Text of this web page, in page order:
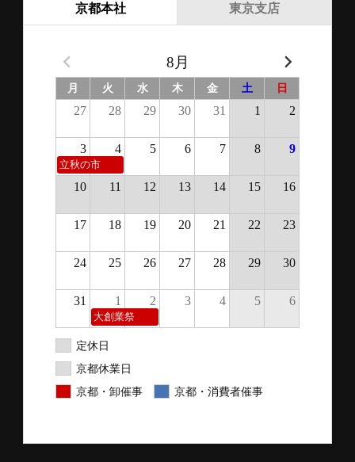
京都本社
8月
月 火 水 木 金 土 日
27 28 29 30 31 1 2
3 4 5 6 7 8 9
立秋の市
10 11 12 13 14 15 16
17 18 19 20 21 22 23
24 25 26 27 28 29 30
31 1 2 3 4 5 6
大創業祭
定休日
京都休業日
京都・卸催事
京都・消費者催事
東京支店